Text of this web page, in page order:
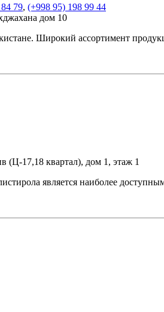
79, (+998 95) 198 99 44
дом 10
Широкий ассортимент
(Ц-17,18 квартал), дом 1, этаж 1
является наиболее